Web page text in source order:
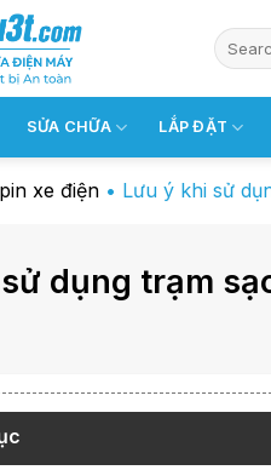
SỬA CHỮA LẮP ĐẶT
xe điện • Lưu ý khi sử
dụng trạm